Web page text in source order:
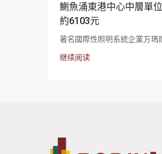
鰂魚涌東港中心中層單
約6103元
著名國際性照明系統企業方瑪
继续阅读